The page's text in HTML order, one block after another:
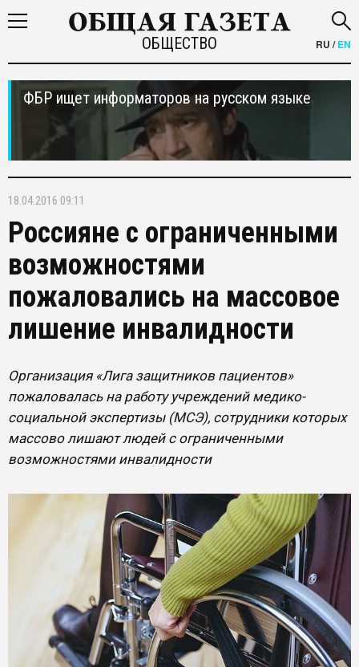
ОБЩЕСТВО RU /EN
ФБР ищет информаторов на русском языке
18.04.2016 09:11
Россияне с ограниченными
возможностями
пожаловались на массовое
лишение инвалидности
Организация «Лига защитников пациентов»
пожаловалась на работу учреждений медико-
социальной экспертизы (МСЭ), сотрудники которых
массово лишают людей с ограниченными
возможностями инвалидности